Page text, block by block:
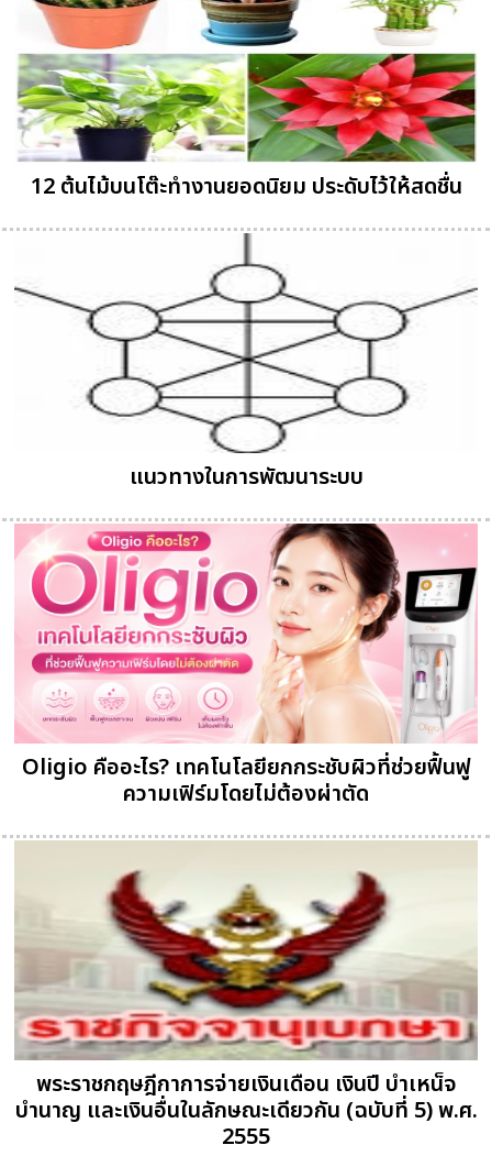
12 ต้นไม้บนโต๊ะทำงานยอดนิยม ประดับไว้ให้สดชื่น
แนวทางในการพัฒนาระบบ
Oligio คืออะไร? เทคโนโลยียกกระชับผิวที่ช่วยฟื้นฟู
ความเฟิร์มโดยไม่ต้องผ่าตัด
พระราชกฤษฎีกาการจ่ายเงินเดือน เงินปี บำเหน็จ
บำนาญ และเงินอื่นในลักษณะเดียวกัน (ฉบับที่ 5) พ.ศ.
2555